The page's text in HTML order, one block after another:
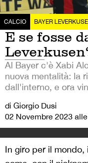
CALCIO BAYER
E se fosse
Al Bayer c'è Xabi
nuova mentalità: la
dall'interno, e ora
di Giorgio Dusi
02 Novembre 2023
In giro per il